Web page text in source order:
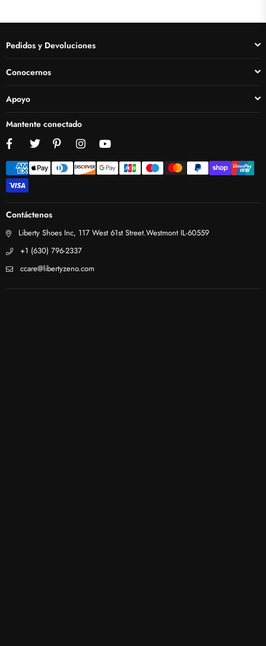
Pedidos y Devoluciones
Conocernos
Apoyo
Mantente conectado
Facebook Twitter Pinterest Instagram
Contáctenos
Liberty Shoes Inc, 117 West 61st Street.Westmont IL-60559
+1 (630) 796-2337
ccare@libertyzeno.com